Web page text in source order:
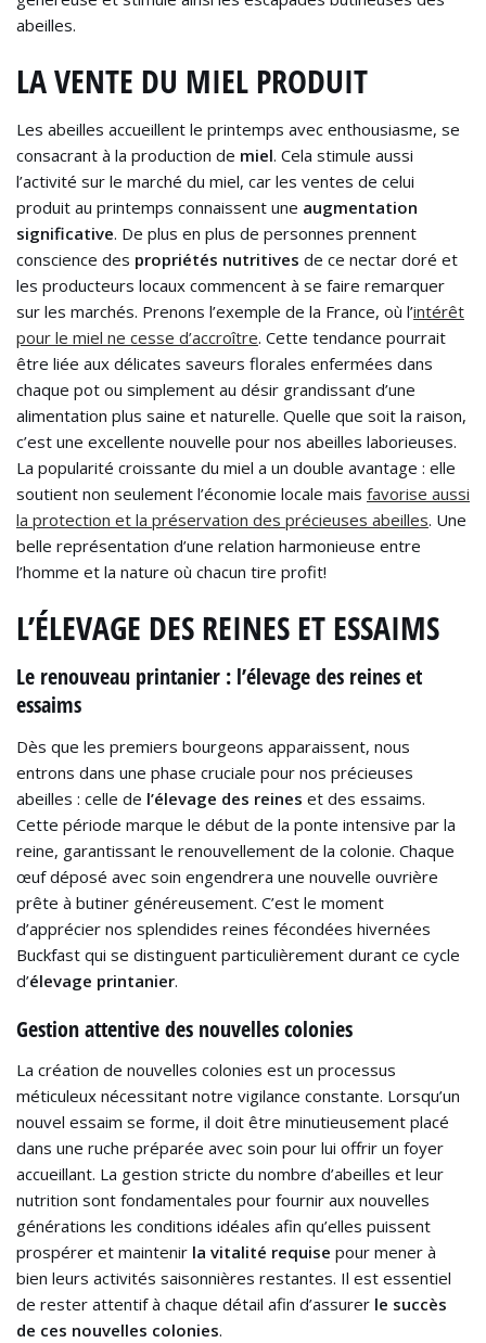
abeilles.
LA VENTE DU MIEL PRODUIT
Les abeilles accueillent le printemps avec enthousiasme, se
consacrant à la production de miel. Cela stimule aussi
l’activité sur le marché du miel, car les ventes de celui
produit au printemps connaissent une augmentation
significative. De plus en plus de personnes prennent
conscience des propriétés nutritives de ce nectar doré et
les producteurs locaux commencent à se faire remarquer
sur les marchés. Prenons l’exemple de la France, où l’intérêt
pour le miel ne cesse d’accroître. Cette tendance pourrait
être liée aux délicates saveurs florales enfermées dans
chaque pot ou simplement au désir grandissant d’une
alimentation plus saine et naturelle. Quelle que soit la raison,
c’est une excellente nouvelle pour nos abeilles laborieuses.
La popularité croissante du miel a un double avantage : elle
soutient non seulement l’économie locale mais favorise aussi
la protection et la préservation des précieuses abeilles. Une
belle représentation d’une relation harmonieuse entre
l’homme et la nature où chacun tire profit!
L’ÉLEVAGE DES REINES ET ESSAIMS
Le renouveau printanier : l’élevage des reines et
essaims
Dès que les premiers bourgeons apparaissent, nous
entrons dans une phase cruciale pour nos précieuses
abeilles : celle de l’élevage des reines et des essaims.
Cette période marque le début de la ponte intensive par la
reine, garantissant le renouvellement de la colonie. Chaque
œuf déposé avec soin engendrera une nouvelle ouvrière
prête à butiner généreusement. C’est le moment
d’apprécier nos splendides reines fécondées hivernées
Buckfast qui se distinguent particulièrement durant ce cycle
d’élevage printanier.
Gestion attentive des nouvelles colonies
La création de nouvelles colonies est un processus
méticuleux nécessitant notre vigilance constante. Lorsqu’un
nouvel essaim se forme, il doit être minutieusement placé
dans une ruche préparée avec soin pour lui offrir un foyer
accueillant. La gestion stricte du nombre d’abeilles et leur
nutrition sont fondamentales pour fournir aux nouvelles
générations les conditions idéales afin qu’elles puissent
prospérer et maintenir la vitalité requise pour mener à
bien leurs activités saisonnières restantes. Il est essentiel
de rester attentif à chaque détail afin d’assurer le succès
de ces nouvelles colonies.